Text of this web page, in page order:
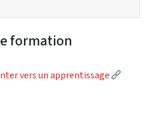
formation
link)
vers un apprentissage